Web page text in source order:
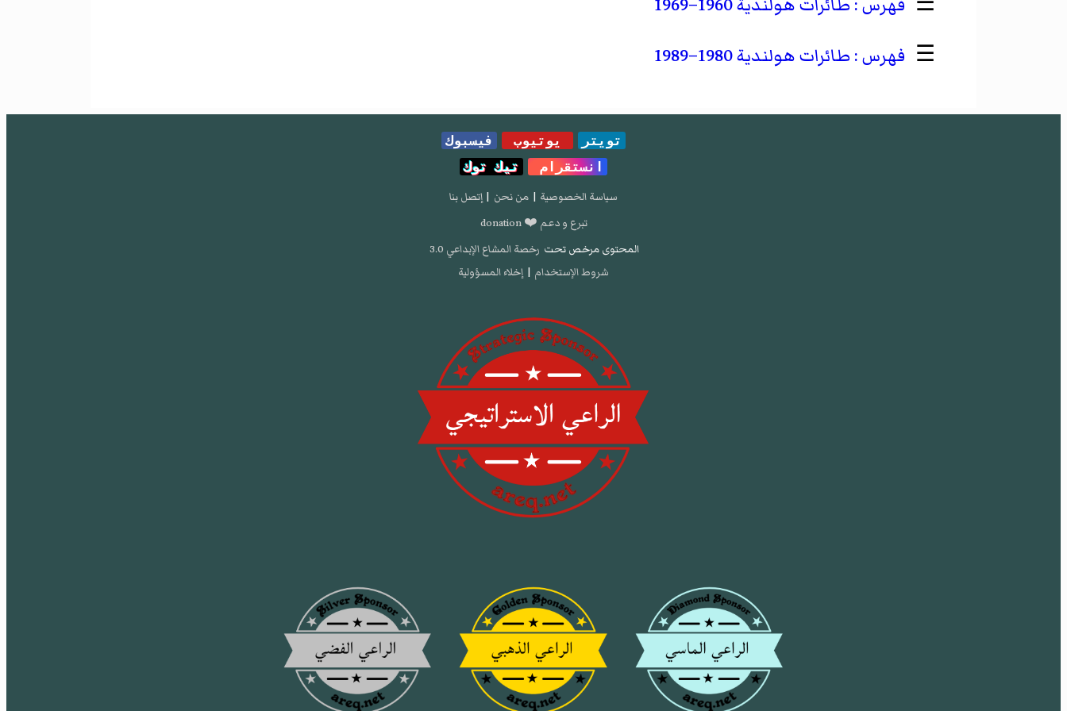
☰
طائرات هولندية 1960–1969
☰
طائرات هولندية 1980–1989
تويتر يوتيوب
فيسبوك
انستقرام
تيك توك
سياسة الخصوصية | من نحن | إتصل بنا
تبرع و دعم ❤️ donation
المحتوى مرخص تحت رخصة المشاع الإبداعي 3.0
شروط الإستخدام | إخلاء المسؤولية